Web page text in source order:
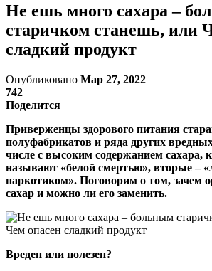
Не ешь много сахара –
старичком станешь, или
сладкий продукт
Опубликовано Мар 27, 2022
742
Поделится
Приверженцы здорового питания
полуфабрикатов и ряда других
числе с высоким содержанием сахара,
называют «белой смертью», вторые –
наркотиком». Поговорим о том, зачем
сахар и можно ли его заменить.
Вреден или полезен?